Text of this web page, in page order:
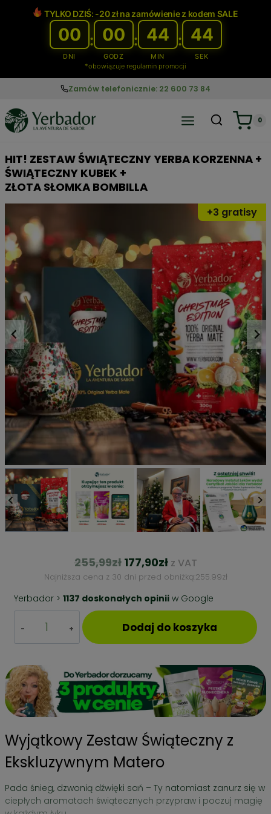
TYLKO DZIŚ: -20 zł na zamówienie z kodem SALE
00
DNI
: 00
GODZ
: 44
MIN
: 43
SEK
*obowiązuje regulamin promocji
Zamów telefonicznie: 22 600 73 84
0
HIT! ZESTAW ŚWIĄTECZNY YERBA KORZENNA +
ŚWIĄTECZNY KUBEK +
ZŁOTA SŁOMKA BOMBILLA
255,99zł Pierwotna
cena
wynosiła:
255,99zł.
177,90złAktualna
cena
wynosi:
177,90zł.
z VAT
Najniższa cena z 30 dni przed obniżką: 255.99zł
Yerbador > 1137 doskonałych opinii w Google
Zestaw
Yerba
korzenna
+
świąteczny
kubek
złota słomka bombilla
Dodaj do koszyka
Wyjątkowy Zestaw Świąteczny z
Ekskluzywnym Matero
Pada śnieg, dzwonią dźwięki sań – Ty natomiast zanurz się w
ciepłych aromatach świątecznych przypraw i poczuj magię